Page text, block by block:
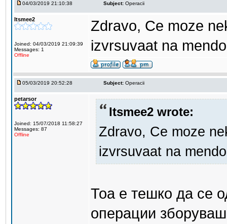
04/03/2019 21:10:38 Subject: Operacii
Itsmee2
Joined: 04/03/2019 21:09:39
Messages: 1
Offline
Zdravo, Ce moze
izvrsuvaat na
05/03/2019 20:52:28 Subject: Operacii
petarsor
Joined: 15/07/2018 11:58:27
Messages: 87
Offline
Itsmee2 wrote:
Zdravo, Ce moze
izvrsuvaat na
Тоа е тешко да се
операции